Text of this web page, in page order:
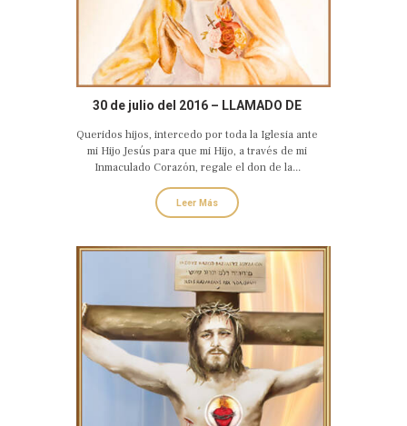
30 de julio del 2016 – LLAMADO DE
DOLOROSO E INMACULADO DE MARÍA
Queridos hijos, intercedo por toda la Iglesia ante
mi Hijo Jesús para que mi Hijo, a través de mi
Inmaculado Corazón, regale el don de la...
Leer Más